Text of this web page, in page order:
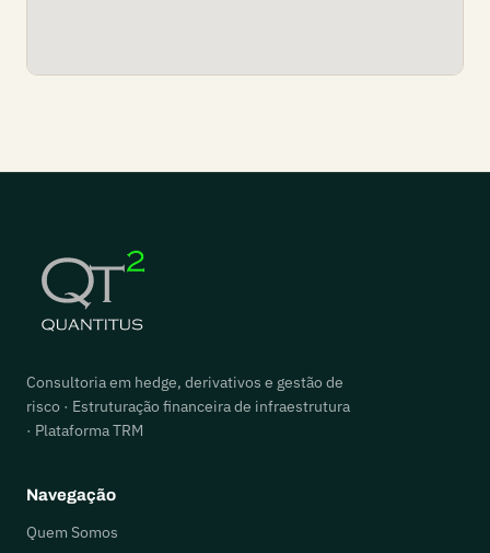
Consultoria em hedge, derivativos e gestão de
risco · Estruturação financeira de infraestrutura
· Plataforma TRM
Navegação
Quem Somos